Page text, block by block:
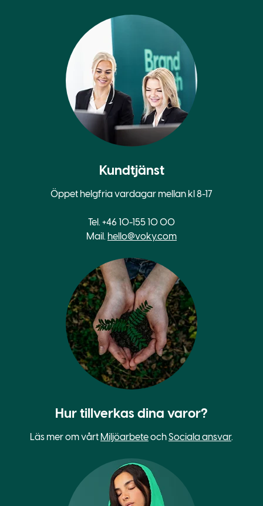
Kundtjänst
Öppet helgfria vardagar mellan kl 8-17
Tel. +46 10-155 10 00
Mail. hello@voky.com
Hur tillverkas dina varor?
Läs mer om vårt MiljöarbeteochSociala ansvar.